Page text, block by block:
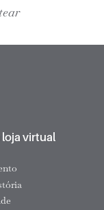
loja virtual